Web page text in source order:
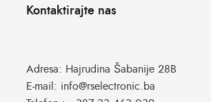
Kontaktirajte nas
Adresa: Hajrudina Šabanije 28B
E-mail: info@rselectronic.ba